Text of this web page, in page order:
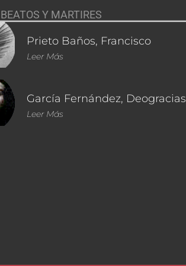
Y MARTIRES
Prieto Baños, Francisco
Leer Más
García Fernández, Deogracias
Leer Más